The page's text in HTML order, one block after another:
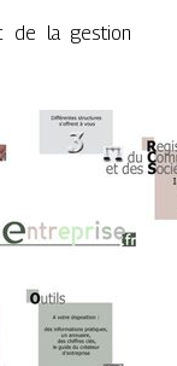
de la gestion